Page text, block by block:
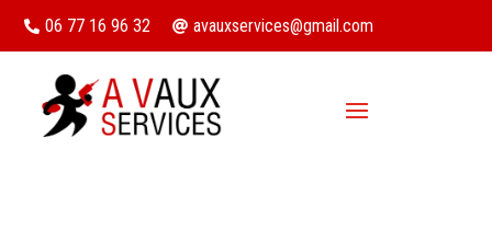
 06 77 16 96 32  avauxservices@gmail.com